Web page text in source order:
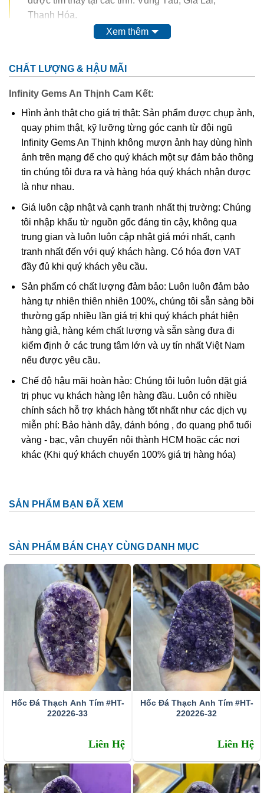
Thanh Hóa.
Trong thế kỷ 20, màu của ametit được coi là do sự có mặt
hoàn toàn thậm chí mất màu khi nung. Vì vậy, người ta
được cho là có mặt trong ametit và
được tìm thấy trong khoáng vật này.
Các công trình gần đây cho thấy màu của ametit là do có
lẫn tạp chấtsắtIII . Các nghiên cứu sâu hơn cho thấy sự
tương tác phức tạp củasắtvànhômsẽ tạo nên màu .
Khi nung nóng ametit thường chuyển thành màuvàng, và
hầu hếtcitrine,cairngormcủa ngành kim hoàn đá quý
được coi đơn giản chỉ là “ametit được gia nhiệt”. Thạch
anh ametit có xu hướng bị mất màu khi bị lộ ra mặt đất.
Ametit tổng hợp rất giống với ametit chất lượng cao. Các
đặc điểm hóa học và vật lý đều rất giống với ametit tự
nhiên nên rất khó phân biệt một cách chính xác trừ khi
dùng những thử nghiệm đá quý học cao cấp tốn kém. Thử
nghiệm dựa trên quy luật sinh đôi tên “Brazil law twinning”
(một dạng của thạch anh sinh đôi, khi đó cấu trúc thạch
anh phải và trái được liên kết tạo thành một tinh thể duy
nhấtđược sử dụng để xác định ametit tổng hợp sẽ dễ
dàng hơn. Tuy nhiên về mặc lý thuyết, người ta có thể tạo
ra vật liệu tổng hợp này nhưng khó mà tạo ra được với số
lượng lớn để cung cấp cho thị trường.
Đặc tính:
Tên khoa học: đá thạch anh tím (amethyst)
Thành phần cấu tạo hoá học: SiO2.
Màu sắc: Tất cả các dạng của màu tím như trắng phớt
tím, tím ánh hồng đến tím đậm, tím violet, màu xanh biển
và xám.
Chỉ số chiết quang: 1.544 – 1.553
Độ trong suốt: Trong suốt
Xem thêm
CHẤT LƯỢNG & HẬU MÃI
Infinity Gems An Thịnh Cam Kết:
Hình ảnh thật cho giá trị thật: Sản phẩm được chụp ảnh,
quay phim thật, kỹ lưỡng từng góc cạnh từ đội ngũ
Infinity Gems An Thịnh không mượn ảnh hay dùng hình
ảnh trên mạng để cho quý khách một sự đảm bảo thông
tin chúng tôi đưa ra và hàng hóa quý khách nhận được
là như nhau.
Giá luôn cập nhật và cạnh tranh nhất thị trường: Chúng
tôi nhập khẩu từ nguồn gốc đáng tin cậy, không qua
trung gian và luôn luôn cập nhật giá mới nhất, cạnh
tranh nhất đến với quý khách hàng. Có hóa đơn VAT
đầy đủ khi quý khách yêu cầu.
Sản phẩm có chất lượng đảm bảo: Luôn luôn đảm bảo
hàng tự nhiên thiên nhiên 100%, chúng tôi sẵn sàng bồi
thường gấp nhiều lần giá trị khi quý khách phát hiện
hàng giả, hàng kém chất lượng và sẵn sàng đưa đi
kiểm định ở các trung tâm lớn và uy tín nhất Việt Nam
nếu được yêu cầu.
Chế độ hậu mãi hoàn hảo: Chúng tôi luôn luôn đặt giá
trị phục vụ khách hàng lên hàng đầu. Luôn có nhiều
chính sách hỗ trợ khách hàng tốt nhất như các dịch vụ
miễn phí: Bảo hành dây, đánh bóng , đo quang phổ tuổi
vàng - bạc, vận chuyển nội thành HCM hoặc các nơi
khác (Khi quý khách chuyển 100% giá trị hàng hóa)
SẢN PHẨM BẠN ĐÃ XEM
SẢN PHẨM BÁN CHẠY CÙNG DANH MỤC
Hốc Đá Thạch Anh Tím #HT-
220226-33
Liên Hệ
Hốc Đá Thạch Anh Tím #HT-
220226-32
Liên Hệ